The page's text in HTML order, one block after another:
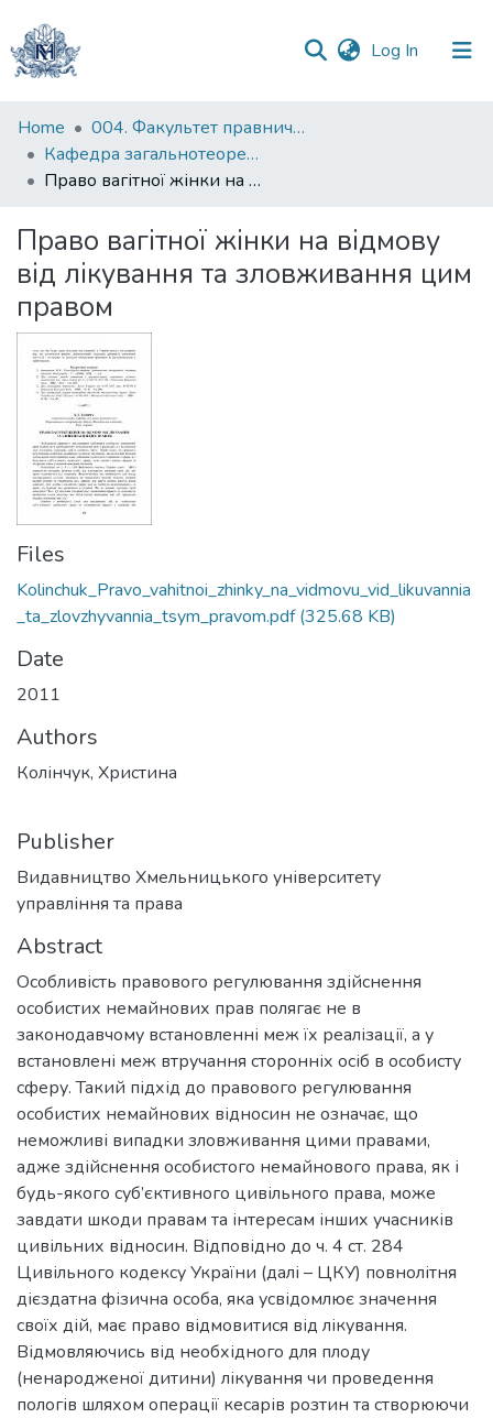
Log In (current)
Communities
&
Collections
Statistics
Home
004. Факультет правничих наук
Кафедра загальнотеоретичного правознавства та публічного права
Право вагітної жінки на відмову від лікування та зловживання цим правом
Право вагітної жінки на відмову
від лікування та зловживання цим
правом
Files
Kolinchuk_Pravo_vahitnoi_zhinky_na_vidmovu_vid_likuvannia
_ta_zlovzhyvannia_tsym_pravom.pdf(325.68 KB)
Date
2011
Authors
Колінчук, Христина
Publisher
Видавництво Хмельницького університету
управління та права
Abstract
Особливість правового регулювання здійснення
особистих немайнових прав полягає не в
законодавчому встановленні меж їх реалізації, а у
встановлені меж втручання сторонніх осіб в особисту
сферу. Такий підхід до правового регулювання
особистих немайнових відносин не означає, що
неможливі випадки зловживання цими правами,
адже здійснення особистого немайнового права, як і
будь-якого суб’єктивного цивільного права, може
завдати шкоди правам та інтересам інших учасників
цивільних відносин. Відповідно до ч. 4 ст. 284
Цивільного кодексу України (далі – ЦКУ) повнолітня
дієздатна фізична особа, яка усвідомлює значення
своїх дій, має право відмовитися від лікування.
Відмовляючись від необхідного для плоду
(ненародженої дитини) лікування чи проведення
пологів шляхом операції кесарів розтин та створюючи